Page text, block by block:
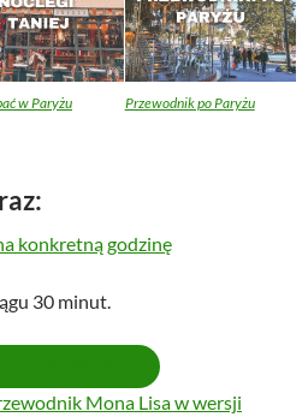
w Paryżu Przewodnik po Paryżu
konkretną godzinę
30 minut.
Mona Lisa w wersji